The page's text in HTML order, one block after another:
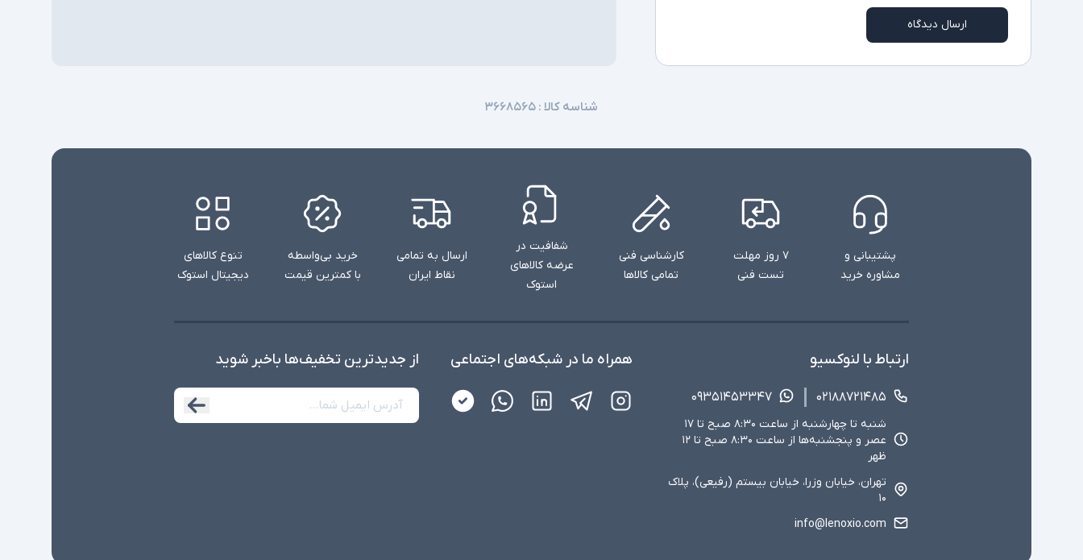
ارسال دیدگاه
شناسه کالا : ۳۶۶۸۵۶۵
پشتیبانی و
مشاوره خرید
۷ روز مهلت
تست فنی
کارشناسی فنی
تمامی کالاها
شفافیت در
عرضه کالاهای
استوک
ارسال به تمامی
نقاط ایران
خرید بی‌واسطه
با کمترین قیمت
تنوع کالاهای
دیجیتال استوک
ارتباط با لنوکسیو
۰۲۱۸۸۷۲۱۴۸۵ ۰۹۳۵۱۴۵۳۳۴۷
شنبه تا چهارشنبه از ساعت ۸:۳۰ صبح تا ۱۷
عصر و پنجشنبه‌ها از ساعت ۸:۳۰ صبح تا ۱۲
ظهر
تهران، خیابان وزرا، خیابان بیستم (رفیعی)، پلاک
۱۰
info@lenoxio.com
همراه ما در شبکه‌های اجتماعی از جدید‌ترین تخفیف‌ها با‌خبر شوید